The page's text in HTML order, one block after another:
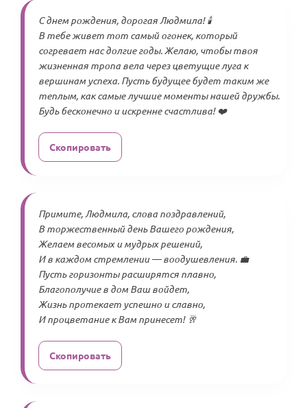
С днем рождения, дорогая Людмила! 🕯️
В тебе живет тот самый огонек, который
согревает нас долгие годы. Желаю, чтобы твоя
жизненная тропа вела через цветущие луга к
вершинам успеха. Пусть будущее будет таким же
теплым, как самые лучшие моменты нашей дружбы.
Будь бесконечно и искренне счастлива! ❤️
Скопировать
Примите, Людмила, слова поздравлений,
В торжественный день Вашего рождения,
Желаем весомых и мудрых решений,
И в каждом стремлении — воодушевления. 💼
Пусть горизонты расширятся плавно,
Благополучие в дом Ваш войдет,
Жизнь протекает успешно и славно,
И процветание к Вам принесет! 🥂
Скопировать